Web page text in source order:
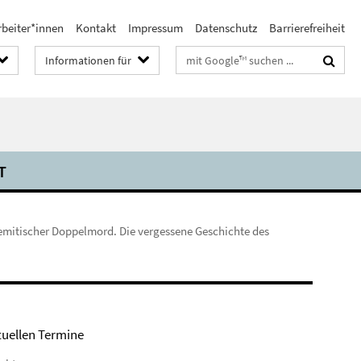
Kontakt Impressum Datenschutz Barrierefreiheit
Informationen für Suchbegriffe
Doppelmord. Die vergessene Geschichte des
Termine